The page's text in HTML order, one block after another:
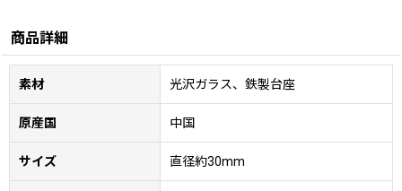
商品詳細
素材 光沢ガラス、鉄製台座
原産国 中国
サイズ 直径約30mm